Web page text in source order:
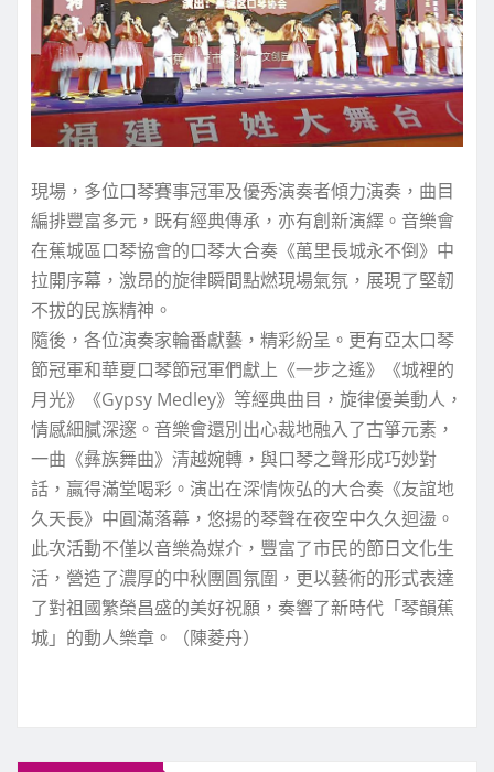
現場，多位口琴賽事冠軍及優秀演奏者傾力演奏，曲目
編排豐富多元，既有經典傳承，亦有創新演繹。音樂會
在蕉城區口琴協會的口琴大合奏《萬里長城永不倒》中
拉開序幕，激昂的旋律瞬間點燃現場氣氛，展現了堅韌
不拔的民族精神。
隨後，各位演奏家輪番獻藝，精彩紛呈。更有亞太口琴
節冠軍和華夏口琴節冠軍們獻上《一步之遙》《城裡的
月光》《Gypsy Medley》等經典曲目，旋律優美動人，
情感細膩深邃。音樂會還別出心裁地融入了古箏元素，
一曲《彝族舞曲》清越婉轉，與口琴之聲形成巧妙對
話，贏得滿堂喝彩。演出在深情恢弘的大合奏《友誼地
久天長》中圓滿落幕，悠揚的琴聲在夜空中久久迴盪。
此次活動不僅以音樂為媒介，豐富了市民的節日文化生
活，營造了濃厚的中秋團圓氛圍，更以藝術的形式表達
了對祖國繁榮昌盛的美好祝願，奏響了新時代「琴韻蕉
城」的動人樂章。（陳菱舟）